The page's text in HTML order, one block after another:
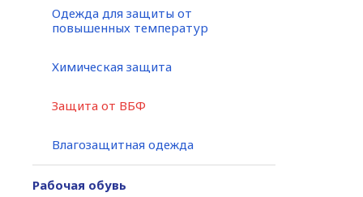
Одежда для защиты от
повышенных температур
Химическая защита
Защита от ВБФ
Влагозащитная одежда
Рабочая обувь